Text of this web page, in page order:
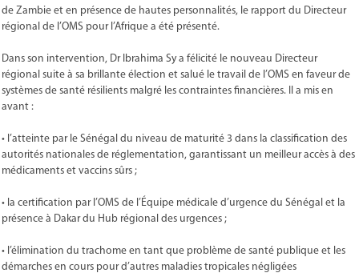
de Zambie et en présence de hautes personnalités, le rapport du Directeur
régional de l’OMS pour l’Afrique a été présenté.
‎Dans son intervention, Dr Ibrahima Sy a félicité le nouveau Directeur
régional suite à sa brillante élection et salué le travail de l’OMS en faveur de
systèmes de santé résilients malgré les contraintes financières. Il a mis en
avant :
• ‎l’atteinte par le Sénégal du niveau de maturité 3 dans la classification des
autorités nationales de réglementation, garantissant un meilleur accès à des
médicaments et vaccins sûrs ;
• ‎la certification par l’OMS de l’Équipe médicale d’urgence du Sénégal et la
présence à Dakar du Hub régional des urgences ;
• ‎l’élimination du trachome en tant que problème de santé publique et les
démarches en cours pour d’autres maladies tropicales négligées